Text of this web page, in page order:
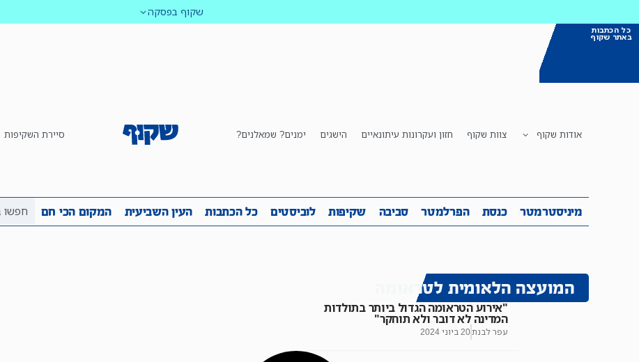
שקוף בפסקה
כל הכתבות
באתר שקוף
אודות שקוף צוות שקוף חזון ועקרונות עיתונאיים הישגים ימנים? שמאלנים? סיירת השקיפות
מיניסטרמטר כנסת הפרלמטר סביבה שקיפות לוביסטים כל הכתבות העין השביעית המקום הכי חם
מיניסטרמטר כנסת הפרלמטר סביבה שקיפות לוביסטים כל הכתבות העין השביעית
המועצה הלאומית לטראומה
"אירוע הטראומה הגדול ביותר בתולדות
המדינה לא דובר ולא תוחקר"
עפר לבנת20 ביוני 2024